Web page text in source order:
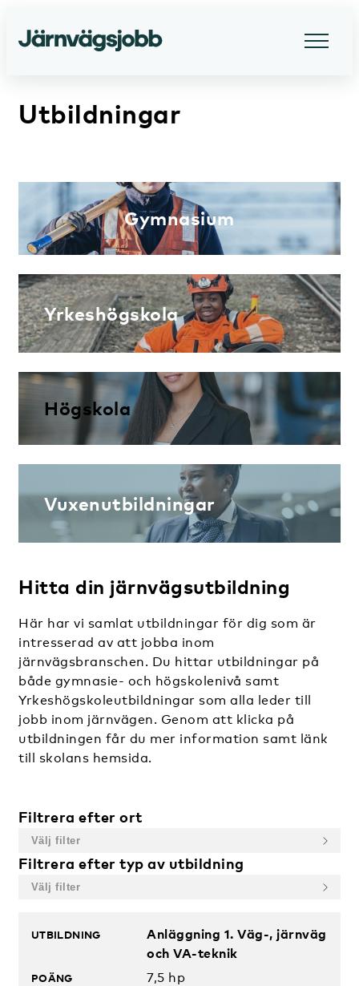
Utbildningar
Gymnasium
Yrkeshögskola
Högskola
Vuxenutbildningar
Hitta din järnvägsutbildning
Här har vi samlat utbildningar för dig som är
intresserad av att jobba inom
järnvägsbranschen. Du hittar utbildningar på
både gymnasie- och högskolenivå samt
Yrkeshögskoleutbildningar som alla leder till
jobb inom järnvägen. Genom att klicka på
utbildningen får du mer information samt länk
till skolans hemsida.
Filtrera efter ort
Filtrera efter typ av utbildning
Anläggning 1. Väg-, järnväg
och VA-teknik
7,5 hp